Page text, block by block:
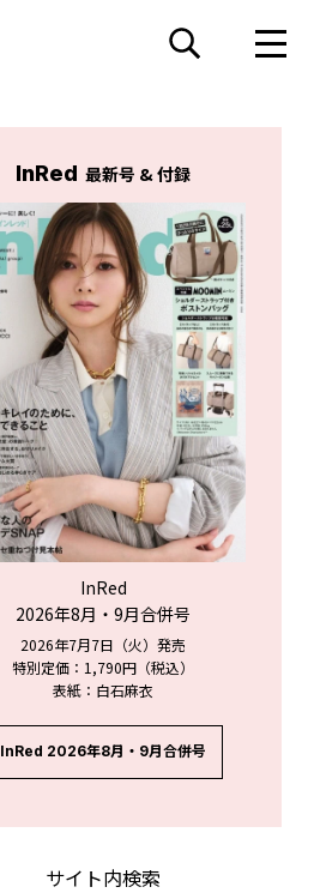
InRed 最新号 & 付録
InRed
2026年8月・9月合併号
2026年7月7日（火）発売
特別定価：1,790円（税込）
表紙：白石麻衣
InRed 2026年8月・9月合併号
サイト内検索